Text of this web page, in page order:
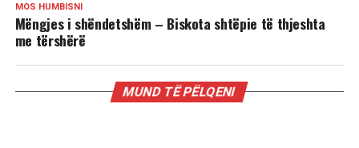
MOS HUMBISNI
Mëngjes i shëndetshëm – Biskota shtëpie të thjeshta
me tërshërë
MUND TË PËLQENI